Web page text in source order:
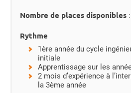
Nombre de places disponibles
Rythme
1ère année du cycle
initiale
Apprentissage sur les
2 mois d’expérience à
la 3ème année